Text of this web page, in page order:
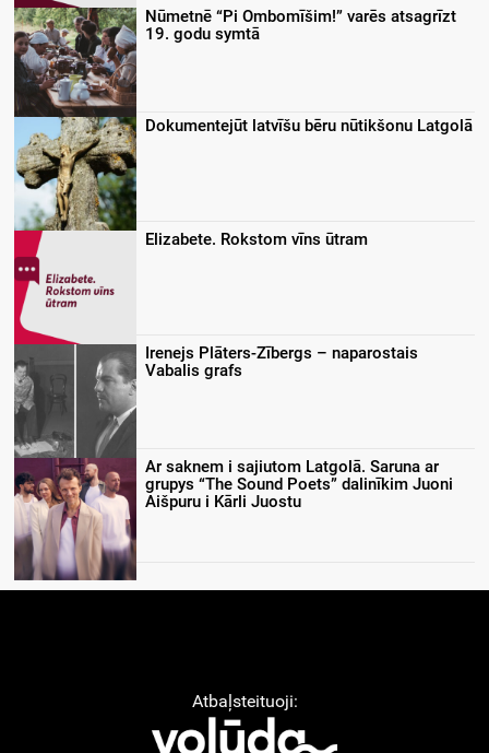
Nūmetnē “Pi Ombomīšim!” varēs atsagrīzt
19. godu symtā
Dokumentejūt latvīšu bēru nūtikšonu Latgolā
Elizabete. Rokstom vīns ūtram
Irenejs Plāters-Zībergs – naparostais
Vabalis grafs
Ar saknem i sajiutom Latgolā. Saruna ar
grupys “The Sound Poets” dalinīkim Juoni
Aišpuru i Kārli Juostu
Atbaļsteituoji: